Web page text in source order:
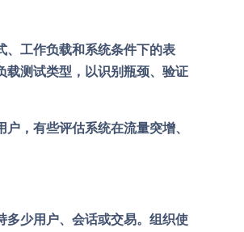
、工作负载和系统条件下的表
载测试类型，以识别瓶颈、验证
，有些评估系统在流量突增、
多少用户、会话或交易。组织使